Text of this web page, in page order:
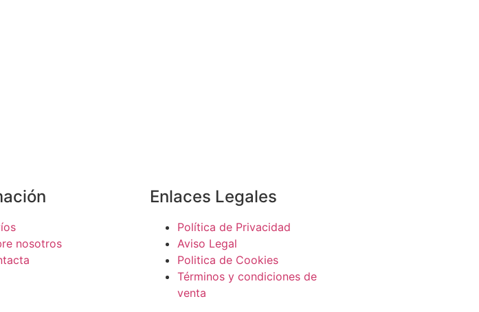
nosotros
Enlaces Legales
Política de Privacidad
Aviso Legal
Politica de Cookies
Términos y condiciones de
venta